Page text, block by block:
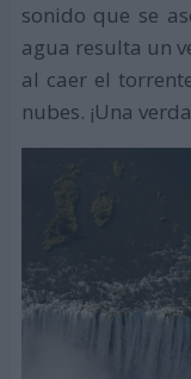
sonido que se
agua resulta un
al caer el
nubes. ¡Una